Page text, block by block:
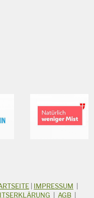
IMPRESSUM
AGB